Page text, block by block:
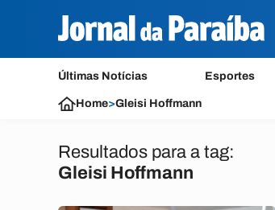
Últimas Notícias Esportes
Home>Gleisi Hoffmann
Resultados para a tag:
Gleisi Hoffmann